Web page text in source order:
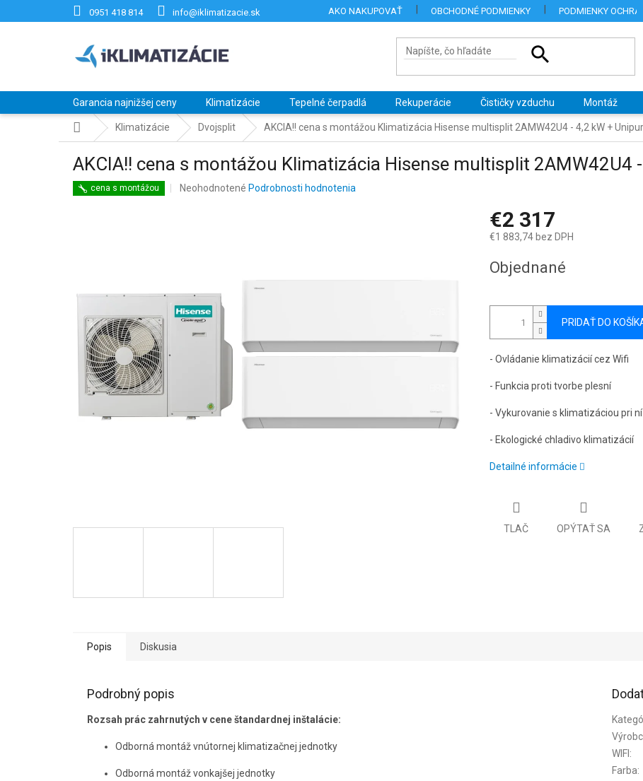
0951 418 814 info@iklimatizacie.sk AKO NAKUPOVAŤ OBCHODNÉ PODMIENKY PODMIENKY
Garancia najnižšej ceny Klimatizácie Tepelné čerpadlá Rekuperácie Čističky vzduchu Montáž
DomovKlimatizácie Dvojsplit AKCIA!! cena s montážou Klimatizácia Hisense multisplit 2AMW42U4 - 4,2 kW +
AKCIA!! cena s montážou Klimatizácia Hisense multisplit 2AMW42U4
cena s montážou
Priemerné
Neohodnotené Podrobnosti hodnotenia
€2 317
€1 883,74 bez DPH
cena:
Objednané
PRIDAŤ DO
- Ovládanie klimatizácií cez Wifi
- Funkcia proti tvorbe plesní
- Vykurovanie s klimatizáciou pri
- Ekologické chladivo klimatizácií
Detailné informácie
TLAČ OPÝTAŤ SA
Popis Diskusia
Podrobný popis
Rozsah prác zahrnutých v cene štandardnej inštalácie:
Odborná montáž vnútornej klimatizačnej jednotky
Odborná montáž vonkajšej jednotky
WIFI :
Farba: